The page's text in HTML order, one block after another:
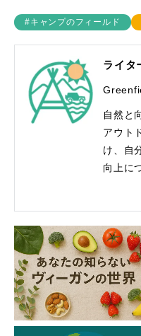
#キャンプのフィールド
ライタ
自然と
アウト
け、自
向上に